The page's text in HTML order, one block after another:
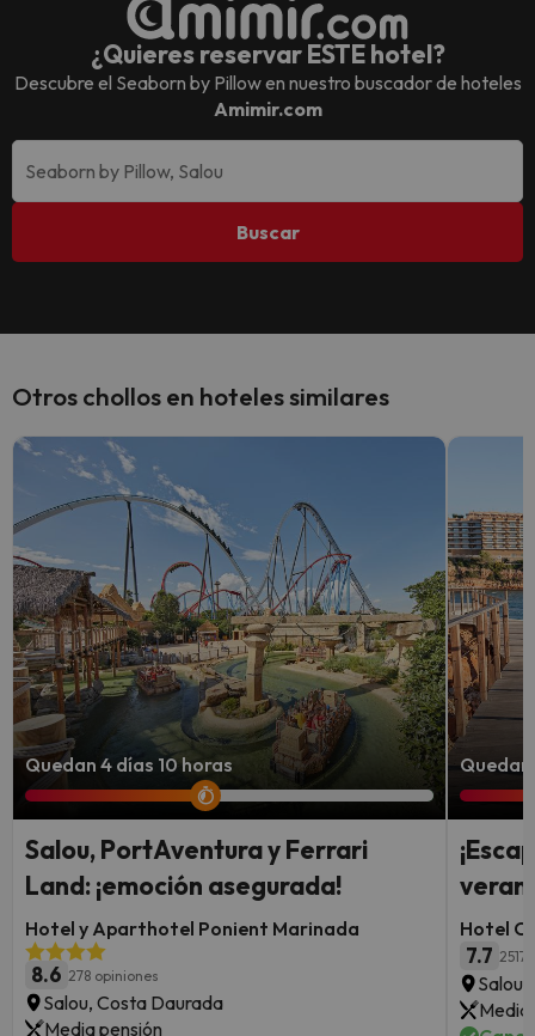
¿Quieres reservar ESTE hotel?
Descubre el Seaborn by Pillowen nuestro buscador de hoteles
Amimir.com
Buscar
Otros chollos en hoteles similares
Quedan 4 días 10 horas
Salou, PortAventura y Ferrari
Land: ¡emoción asegurada!
Hotel y Aparthotel Ponient Marinada
8.6 278 opiniones
Salou, Costa Daurada
Media pensión
Quedan
Hotel
7.7 2517
Media